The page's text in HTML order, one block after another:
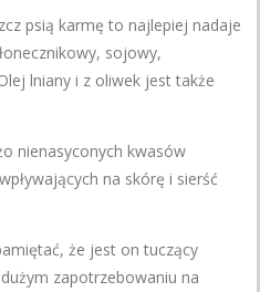
psią karmę to najlepiej nadaje
sojowy,
lniany i z oliwek jest także
nienasyconych kwasów
na skórę i sierść
że jest on tuczący
zapotrzebowaniu na